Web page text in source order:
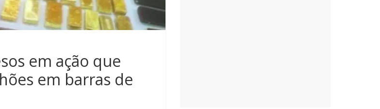
em ação que
em barras de